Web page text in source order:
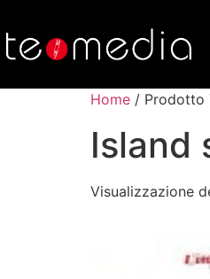
Home / Prodotto
Island
Visualizzazione